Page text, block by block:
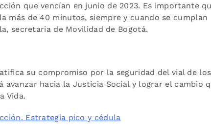
que vencían en junio de 2023. Es importante
más de 40 minutos, siempre y cuando se cumplan
secretaria de Movilidad de Bogotá.
su compromiso por la seguridad del vial de los
hacia la Justicia Social y lograr el cambio
Vida.
Estrategia pico y cédula